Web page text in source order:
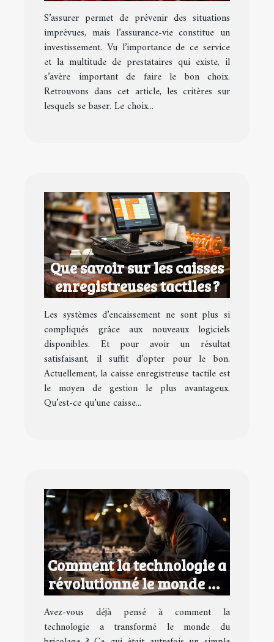
S’assurer permet de prévenir des situations
imprévues, mais l’assurance-vie constitue un
investissement. Vu l’importance de ce service
et la multitude de prestataires qui existe, il
s’avère important de faire le bon choix.
Retrouvons dans cet article, les critères sur
lesquels se baser. Le choix...
Que savoir sur les caisses
enregistreuses tactiles ?
Les systèmes d’encaissement ne sont plus si
compliqués grâce aux nouveaux logiciels
disponibles. Et pour avoir un résultat
satisfaisant, il suffit d’opter pour le bon.
Actuellement, la caisse enregistreuse tactile est
le moyen de gestion le plus avantageux.
Qu’est-ce qu’une caisse...
Comment la technologie a
révolutionné le monde du
bricolage
Avez-vous déjà pensé à comment la
technologie a transformé le monde du